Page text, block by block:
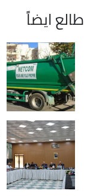
طالع ايضاً